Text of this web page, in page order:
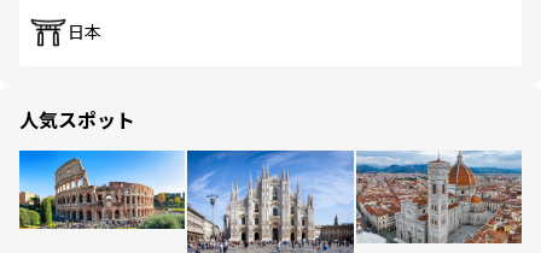
日本
人気スポット